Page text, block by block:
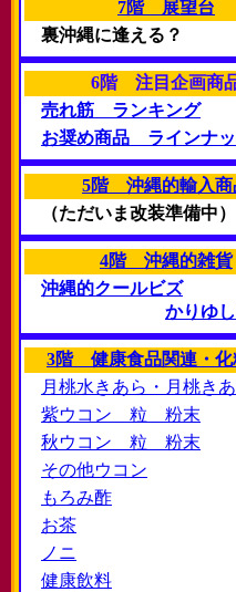
7階 展望台
裏沖縄に逢える？
6階 注目企画商
売れ筋 ランキング
お奨め商品 ラインナ
5階 沖縄的輸入商
（ただいま改装準備中）
4階 沖縄的雑貨
沖縄的クールビズ
かりゆ
3階 健康食品関連・化
月桃水きあら・月桃き
紫ウコン 粒 粉末
秋ウコン 粒 粉末
その他ウコン
もろみ酢
お茶
ノニ
健康飲料